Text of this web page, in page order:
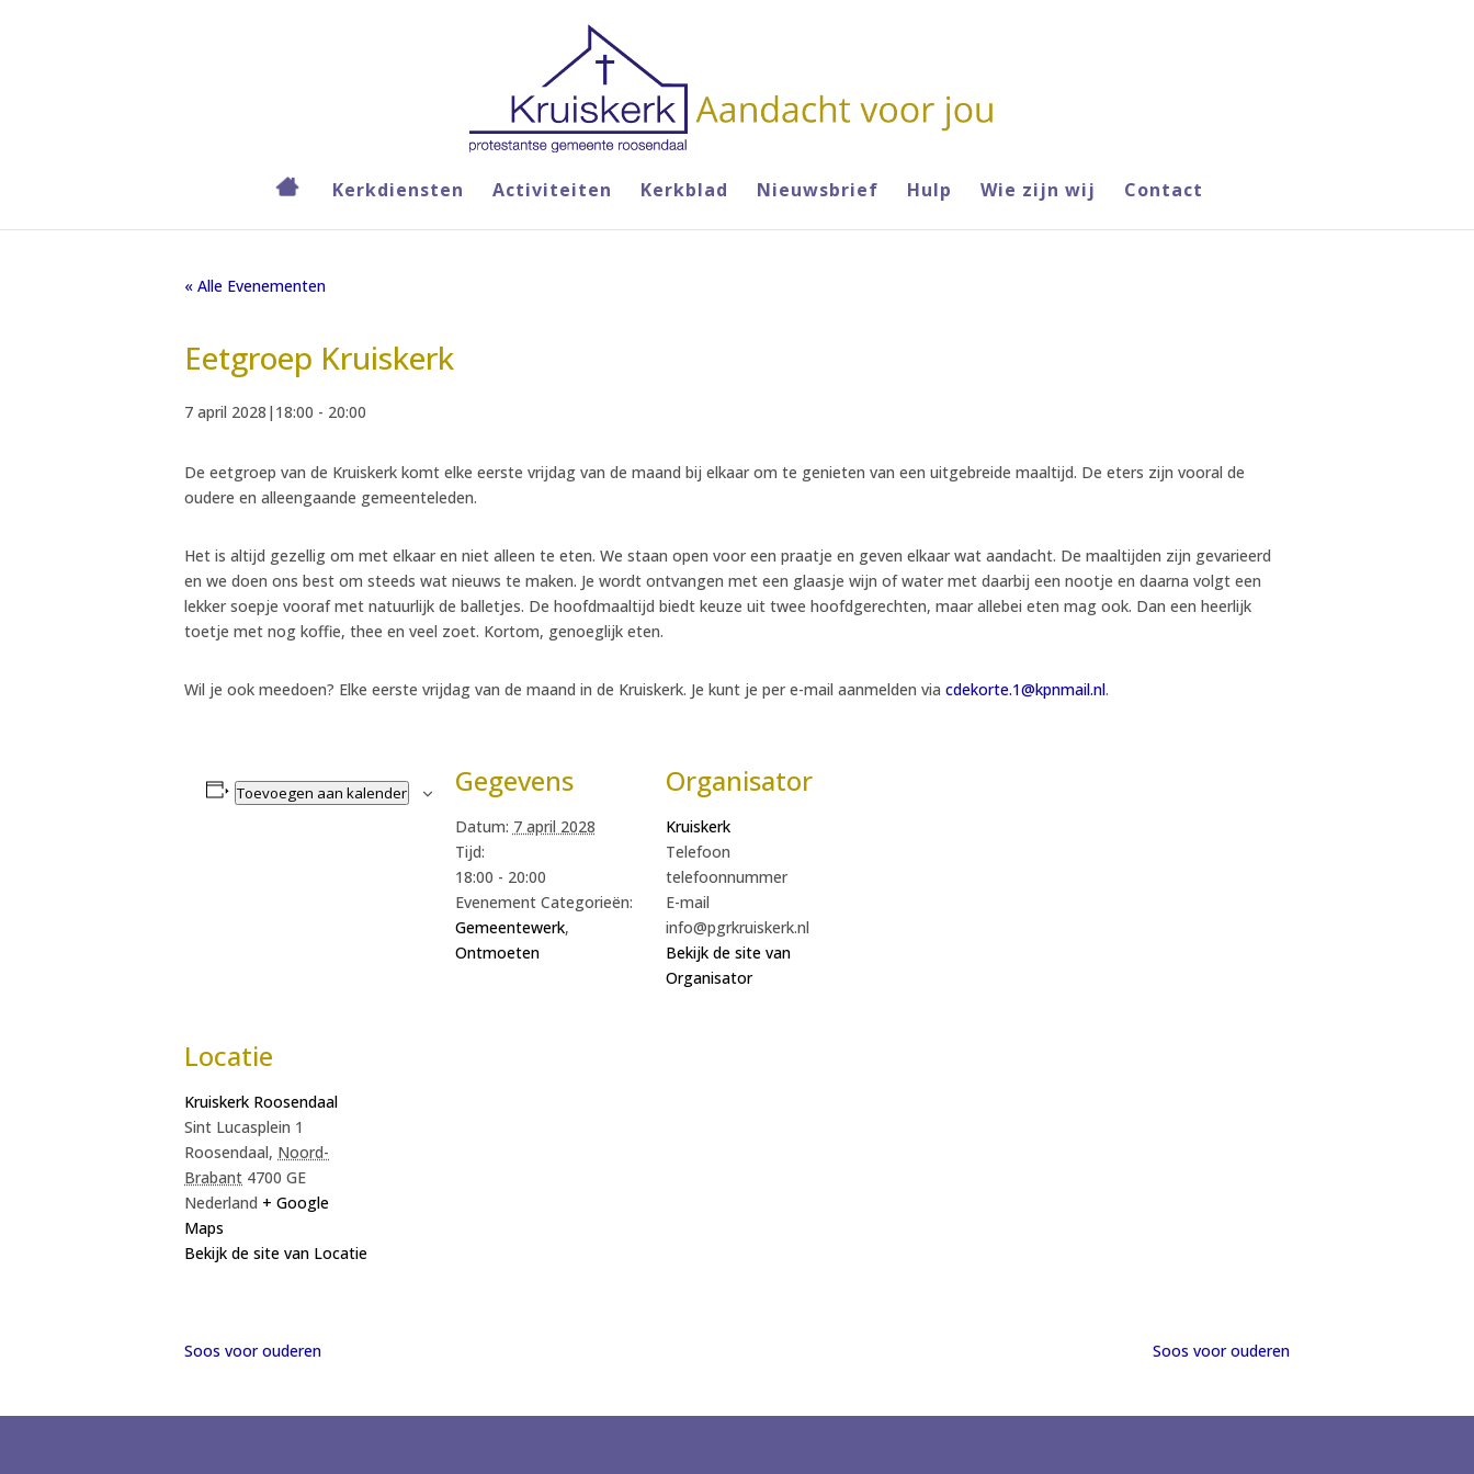
Kerkdiensten Activiteiten Kerkblad Nieuwsbrief Hulp Wie zijn wij Contact
« Alle Evenementen
Eetgroep Kruiskerk
7 april 2028|18:00 - 20:00
De eetgroep van de Kruiskerk komt elke eerste vrijdag van de maand bij elkaar om te genieten van een uitgebreide maaltijd. De eters zijn vooral de
oudere en alleengaande gemeenteleden.
Het is altijd gezellig om met elkaar en niet alleen te eten. We staan open voor een praatje en geven elkaar wat aandacht. De maaltijden zijn gevarieerd
en we doen ons best om steeds wat nieuws te maken. Je wordt ontvangen met een glaasje wijn of water met daarbij een nootje en daarna volgt een
lekker soepje vooraf met natuurlijk de balletjes. De hoofdmaaltijd biedt keuze uit twee hoofdgerechten, maar allebei eten mag ook. Dan een heerlijk
toetje met nog koffie, thee en veel zoet. Kortom, genoeglijk eten.
Wil je ook meedoen? Elke eerste vrijdag van de maand in de Kruiskerk. Je kunt je per e-mail aanmelden via cdekorte.1@kpnmail.nl.
Toevoegen aan kalender Gegevens
Datum: 7 april 2028
Tijd:
18:00 - 20:00
Evenement Categorieën:
Gemeentewerk,
Ontmoeten
Organisator
Kruiskerk
Telefoon
telefoonnummer
E-mail
info@pgrkruiskerk.nl
Bekijk de site van
Organisator
Locatie
Kruiskerk Roosendaal
Sint Lucasplein 1
Roosendaal, Noord-
Brabant 4700 GE
Nederland + Google
Maps
Bekijk de site van Locatie
Soos voor ouderen Soos voor ouderen